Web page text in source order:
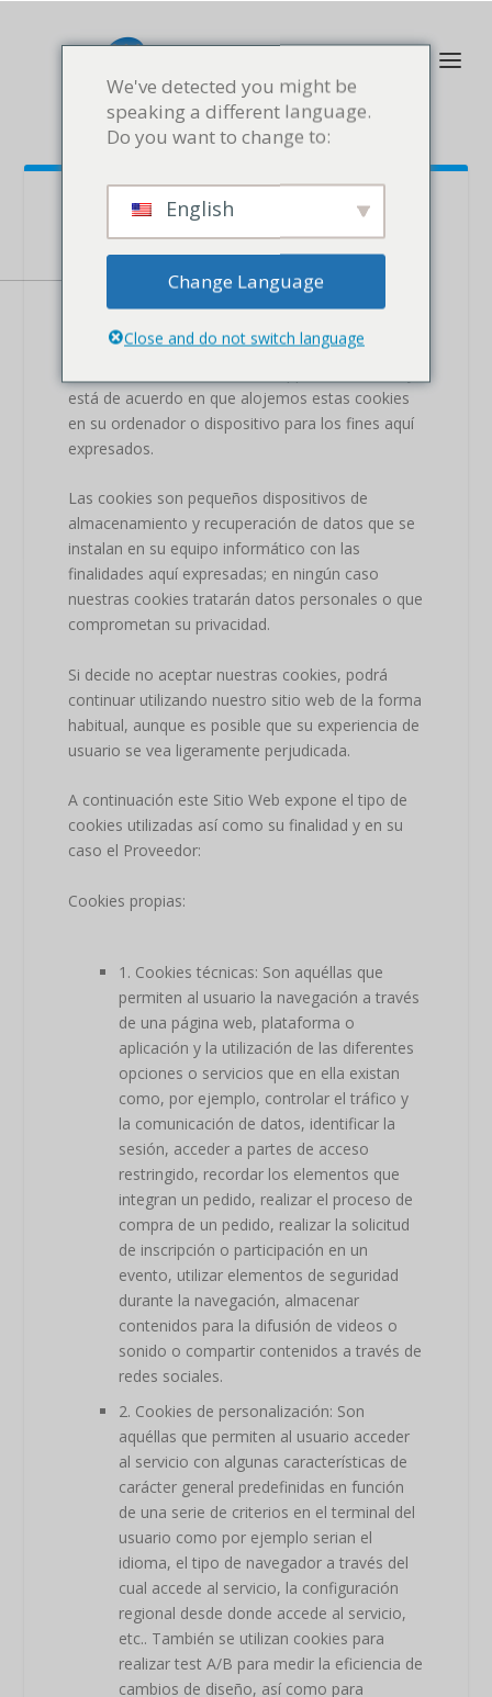
COOKIES
ESTE SITIO WEB UTILIZA
COOKIES
está de acuerdo en que alojemos estas cookies
en su ordenador o dispositivo para los fines aquí
expresados.
Las cookies son pequeños dispositivos de
almacenamiento y recuperación de datos que se
instalan en su equipo informático con las
finalidades aquí expresadas; en ningún caso
nuestras cookies tratarán datos personales o que
comprometan su privacidad.
Si decide no aceptar nuestras cookies, podrá
continuar utilizando nuestro sitio web de la forma
habitual, aunque es posible que su experiencia de
usuario se vea ligeramente perjudicada.
A continuación este Sitio Web expone el tipo de
cookies utilizadas así como su finalidad y en su
caso el Proveedor:
Cookies propias:
1. Cookies técnicas: Son aquéllas que
permiten al usuario la navegación a través
de una página web, plataforma o
aplicación y la utilización de las diferentes
opciones o servicios que en ella existan
como, por ejemplo, controlar el tráfico y
la comunicación de datos, identificar la
sesión, acceder a partes de acceso
restringido, recordar los elementos que
integran un pedido, realizar el proceso de
compra de un pedido, realizar la solicitud
de inscripción o participación en un
evento, utilizar elementos de seguridad
durante la navegación, almacenar
contenidos para la difusión de videos o
sonido o compartir contenidos a través de
redes sociales.
2. Cookies de personalización: Son
aquéllas que permiten al usuario acceder
al servicio con algunas características de
carácter general predefinidas en función
de una serie de criterios en el terminal del
usuario como por ejemplo serian el
idioma, el tipo de navegador a través del
cual accede al servicio, la configuración
regional desde donde accede al servicio,
etc.. También se utilizan cookies para
realizar test A/B para medir la eficiencia de
cambios de diseño, así como para
We've detected you might be
speaking a different language.
Do you want to change to:
English
Change Language
Close and do not switch language